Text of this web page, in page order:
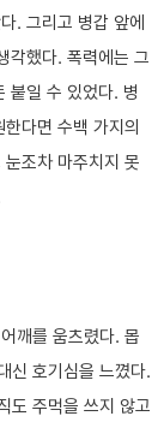
. 그리고 병갑 앞에
각했다. 폭력에는 그
붙일 수 있었다. 병
다면 수백 가지의
조차 마주치지 못
깨를 움츠렸다. 몹
신 호기심을 느꼈다.
도 주먹을 쓰지 않고